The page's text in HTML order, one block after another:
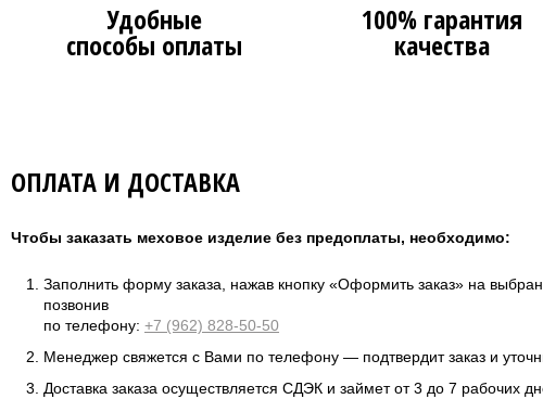
Удобные
способы оплаты
100% гарантия
качества
ОПЛАТА И ДОСТАВКА
Чтобы заказать меховое изделие без предоплаты, необходимо:
Заполнить форму заказа, нажав кнопку «Оформить заказ» на
позвонив
по телефону: +7 (962) 828-50-50
Менеджер свяжется с Вами по телефону — подтвердит заказ и
Доставка заказа осуществляется СДЭК и займет от 3 до 7 рабочих